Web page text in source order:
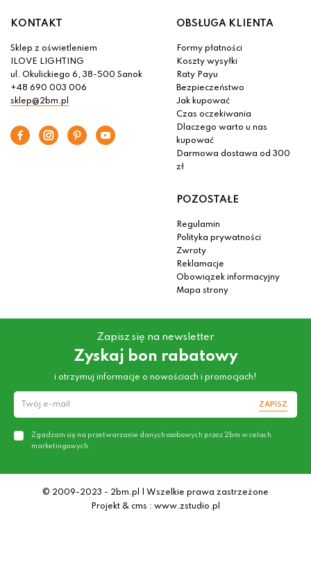
KONTAKT
Sklep z oświetleniem
ILOVE LIGHTING
ul. Okulickiego 6, 38-500 Sanok
+48 690 003 006
sklep@2bm.pl
OBSŁUGA KLIENTA
Formy płatności
Koszty wysyłki
Raty Payu
Bezpieczeństwo
Jak kupować
Czas oczekiwania
Dlaczego warto u nas
kupować
Darmowa dostawa od 300
zł
POZOSTAŁE
Regulamin
Polityka prywatności
Zwroty
Reklamacje
Obowiązek informacyjny
Mapa strony
Zapisz się na newsletter
Zyskaj bon rabatowy
i otrzymuj informacje o nowościach i promocjach!
ZAPISZ
Zgadzam się na przetwarzanie danych osobowych przez 2bm w celach
marketingowych.
© 2009-2023 - 2bm.pl | Wszelkie prawa zastrzeżone
Projekt & cms : www.zstudio.pl